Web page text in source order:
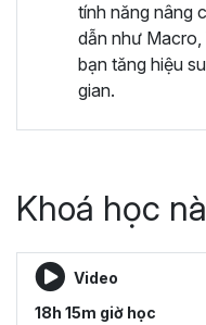
tính năng nâng
dẫn như
bạn tăng hiệu
gian.
Khoá học
Video
18h 15m giờ học